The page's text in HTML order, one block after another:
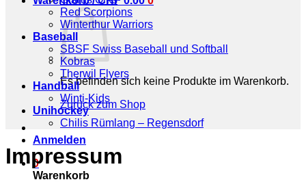
Es befinden sich keine Produkte im Warenkorb.
Zurück zum Shop
Anmelden
0
Warenkorb
Red Scorpions
Winterthur Warriors
Baseball
SBSF Swiss Baseball und Softball
Kobras
Therwil Flyers
Handball
Winti-Kids
Unihockey
Chilis Rümlang – Regensdorf
Impressum